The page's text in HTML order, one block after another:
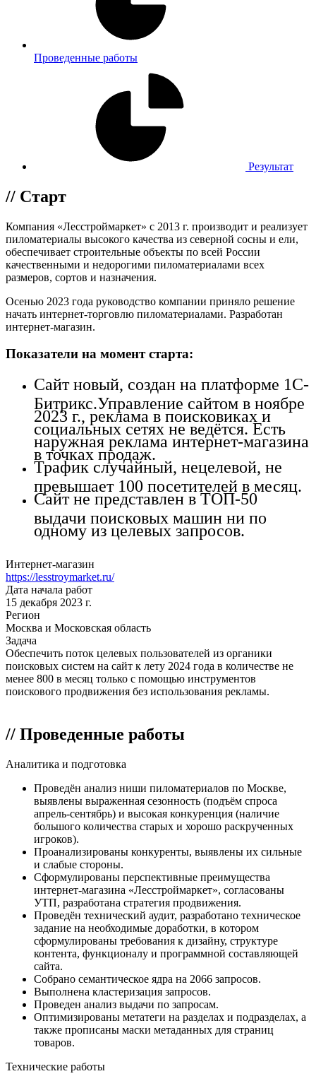
Проведенные работы
Результат
// Старт
Компания «Лесстроймаркет» с 2013 г. производит и реализует
пиломатериалы высокого качества из северной сосны и ели,
обеспечивает строительные объекты по всей России
качественными и недорогими пиломатериалами всех
размеров, сортов и назначения.
Осенью 2023 года руководство компании приняло решение
начать интернет-торговлю пиломатериалами. Разработан
интернет-магазин.
Показатели на момент старта:
Сайт новый, создан на платформе 1С-
Битрикс.Управление сайтом в ноябре
2023 г., реклама в поисковиках и
социальных сетях не ведётся. Есть
наружная реклама интернет-магазина
в точках продаж.
Трафик случайный, нецелевой, не
превышает 100 посетителей в месяц.
Сайт не представлен в ТОП-50
выдачи поисковых машин ни по
одному из целевых запросов.
Интернет-магазин
https://lesstroymarket.ru/
Дата начала работ
15 декабря 2023 г.
Регион
Москва и Московская область
Задача
Обеспечить поток целевых пользователей из органики
поисковых систем на сайт к лету 2024 года в количестве не
менее 800 в месяц только с помощью инструментов
поискового продвижения без использования рекламы.
// Проведенные работы
Аналитика и подготовка
Проведён анализ ниши пиломатериалов по Москве,
выявлены выраженная сезонность (подъём спроса
апрель-сентябрь) и высокая конкуренция (наличие
большого количества старых и хорошо раскрученных
игроков).
Проанализированы конкуренты, выявлены их сильные
и слабые стороны.
Сформулированы перспективные преимущества
интернет-магазина «Лесстроймаркет», согласованы
УТП, разработана стратегия продвижения.
Проведён технический аудит, разработано техническое
задание на необходимые доработки, в котором
сформулированы требования к дизайну, структуре
контента, функционалу и программной составляющей
сайта.
Собрано семантическое ядра на 2066 запросов.
Выполнена кластеризация запросов.
Проведен анализ выдачи по запросам.
Оптимизированы метатеги на разделах и подразделах, а
также прописаны маски метаданных для страниц
товаров.
Технические работы